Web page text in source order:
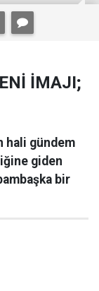
İMAJI;
hali gündem
giden
bir